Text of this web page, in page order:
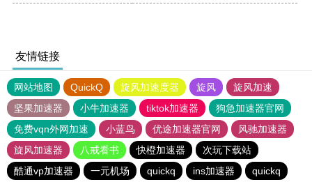
友情链接
网站地图 QuickQ 旋风加速度器 旋风
旋风加速
坚果加速器
小牛加速器 tiktok加速器
狗急加速器官网
免费vqn外网加速
小蓝鸟 优途加速器官网
风驰加速器
旋风加速器
八戒看书 快橙加速器
次玩下载站
酷通vp加速器
一元机场 quickq ins加速器 quickq